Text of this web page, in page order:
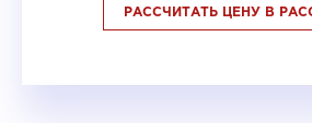
РАССЧИТАТЬ ЦЕНУ В